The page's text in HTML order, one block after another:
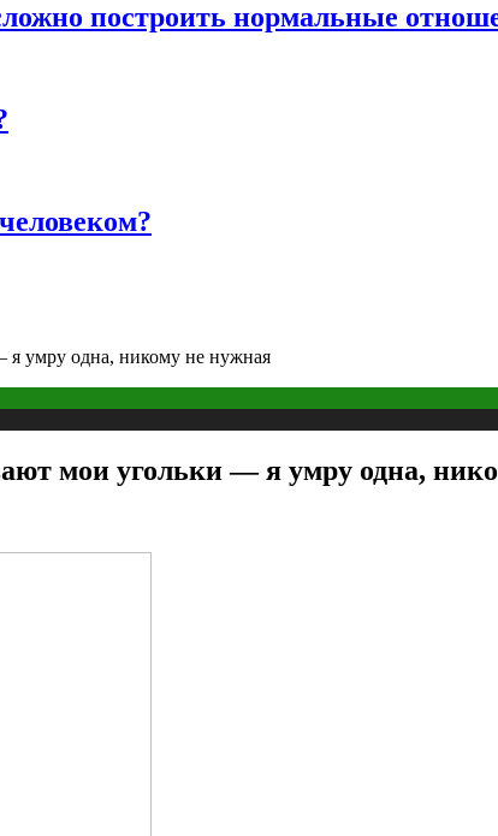
построить нормальные
умру одна, никому не нужная
мои угольки — я умру одна,